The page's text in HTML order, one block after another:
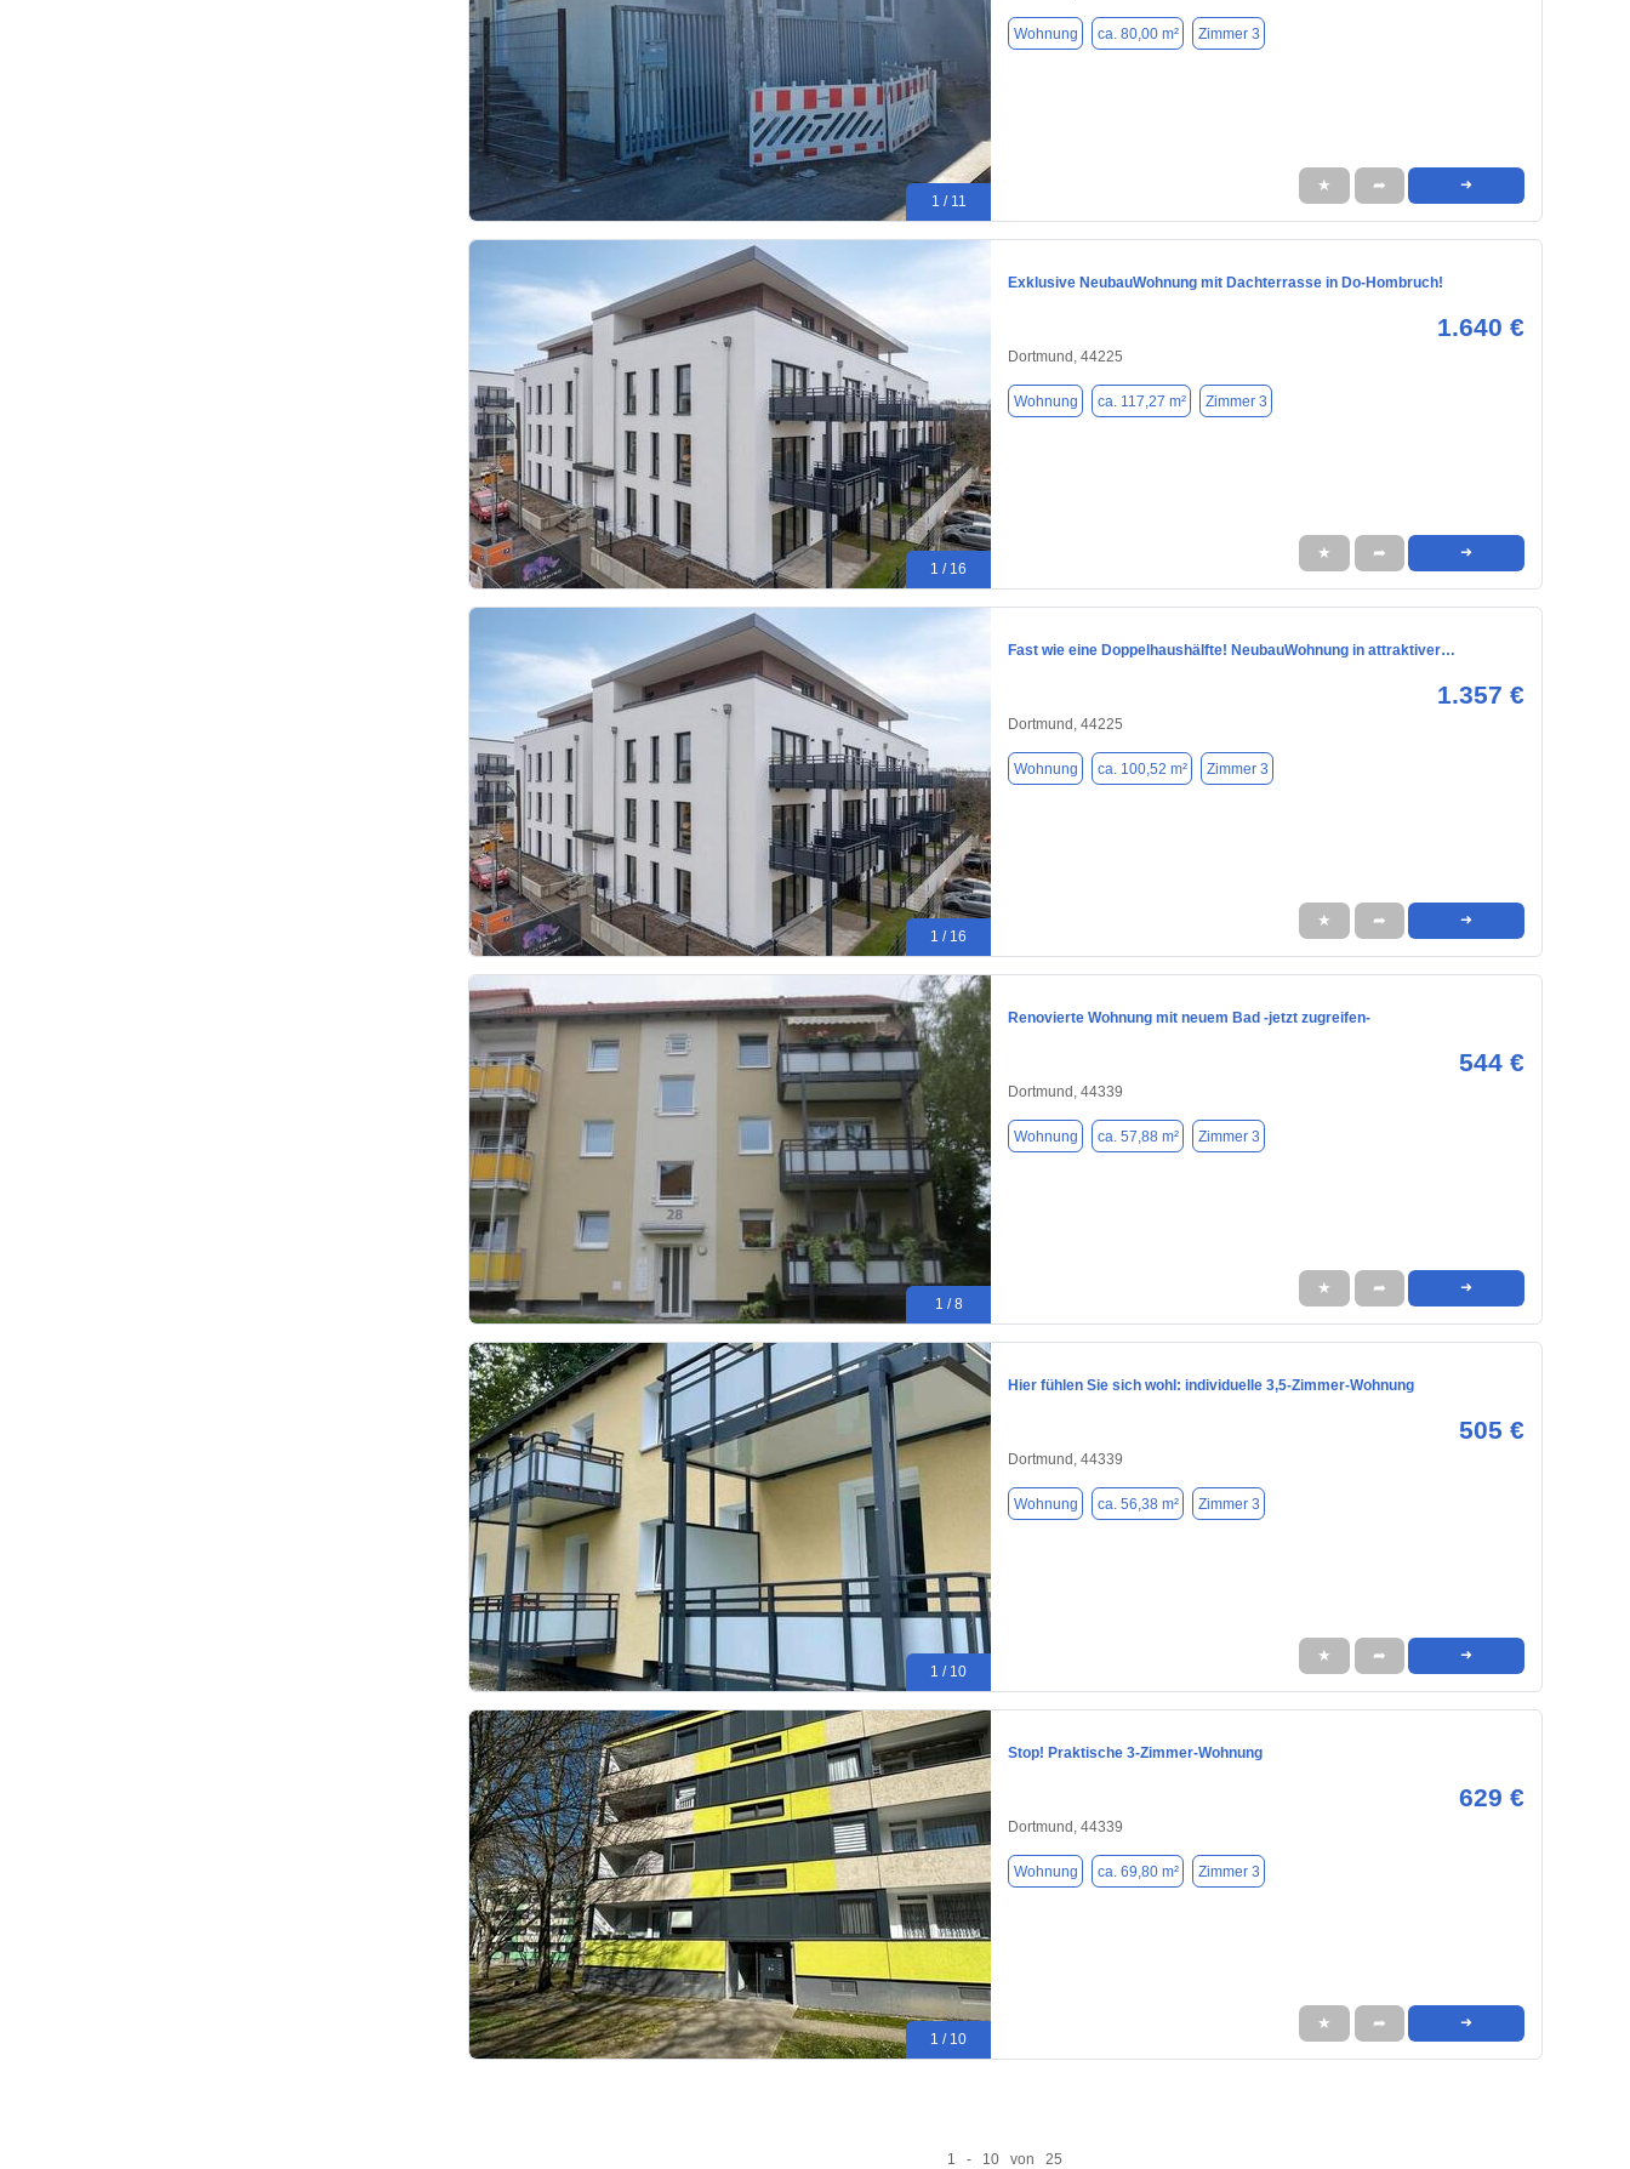
1 / 11
Wohnung ca. 80,00 m² Zimmer 3
★ ➦ ➜
1 / 16
Exklusive NeubauWohnung mit Dachterrasse in Do-Hombruch!
1.640 €
Dortmund, 44225
Wohnung ca. 117,27 m² Zimmer 3
★ ➦ ➜
1 / 16
Fast wie eine Doppelhaushälfte! NeubauWohnung in attraktiver…
1.357 €
Dortmund, 44225
Wohnung ca. 100,52 m² Zimmer 3
★ ➦ ➜
1 / 8
Renovierte Wohnung mit neuem Bad -jetzt zugreifen-
544 €
Dortmund, 44339
Wohnung ca. 57,88 m² Zimmer 3
★ ➦ ➜
1 / 10
Hier fühlen Sie sich wohl: individuelle 3,5-Zimmer-Wohnung
505 €
Dortmund, 44339
Wohnung ca. 56,38 m² Zimmer 3
★ ➦ ➜
1 / 10
Stop! Praktische 3-Zimmer-Wohnung
629 €
Dortmund, 44339
Wohnung ca. 69,80 m² Zimmer 3
★ ➦ ➜
1 - 10 von 25